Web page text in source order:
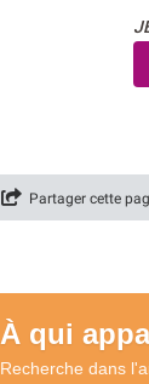
Partager cette
À qui
Recherche dans